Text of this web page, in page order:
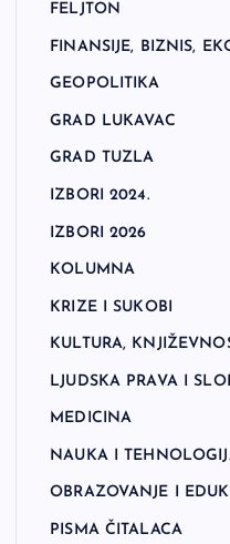
FELJTON
FINANSIJE, BIZNIS,
GEOPOLITIKA
GRAD LUKAVAC
GRAD TUZLA
IZBORI 2024.
IZBORI 2026
KOLUMNA
KRIZE I SUKOBI
KULTURA,
LJUDSKA PRAVA I
MEDICINA
NAUKA I
OBRAZOVANJE I
PISMA ČITALACA